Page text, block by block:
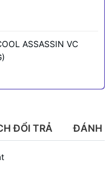
ASSASSIN VC
ĐỔI TRẢ ĐÁNH